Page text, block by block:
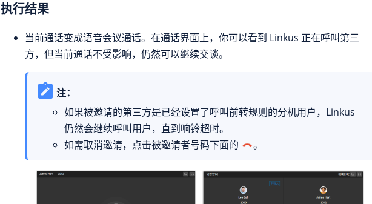
执行结果
当前通话变成语音会议通话。在通话界面上，你可以看到 Linkus 正在呼叫第三
方，但当前通话不受影响，仍然可以继续交谈。
注：
如果被邀请的第三方是已经设置了呼叫前转规则的分机用户，Linkus
仍然会继续呼叫用户，直到响铃超时。
如需取消邀请，点击被邀请者号码下面的
。